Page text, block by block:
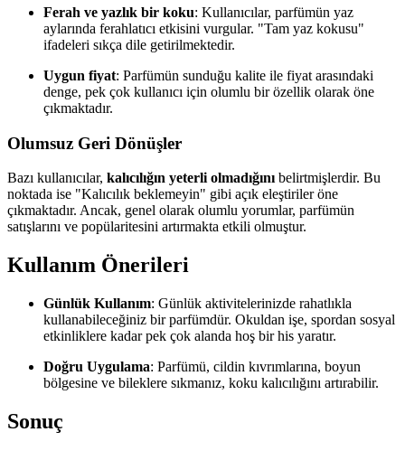
Ferah ve yazlık bir koku: Kullanıcılar, parfümün yaz
aylarında ferahlatıcı etkisini vurgular. "Tam yaz kokusu"
ifadeleri sıkça dile getirilmektedir.
Uygun fiyat: Parfümün sunduğu kalite ile fiyat arasındaki
denge, pek çok kullanıcı için olumlu bir özellik olarak öne
çıkmaktadır.
Olumsuz Geri Dönüşler
Bazı kullanıcılar, kalıcılığın yeterli olmadığını belirtmişlerdir. Bu
noktada ise "Kalıcılık beklemeyin" gibi açık eleştiriler öne
çıkmaktadır. Ancak, genel olarak olumlu yorumlar, parfümün
satışlarını ve popülaritesini artırmakta etkili olmuştur.
Kullanım Önerileri
Günlük Kullanım: Günlük aktivitelerinizde rahatlıkla
kullanabileceğiniz bir parfümdür. Okuldan işe, spordan sosyal
etkinliklere kadar pek çok alanda hoş bir his yaratır.
Doğru Uygulama: Parfümü, cildin kıvrımlarına, boyun
bölgesine ve bileklere sıkmanız, koku kalıcılığını artırabilir.
Sonuç